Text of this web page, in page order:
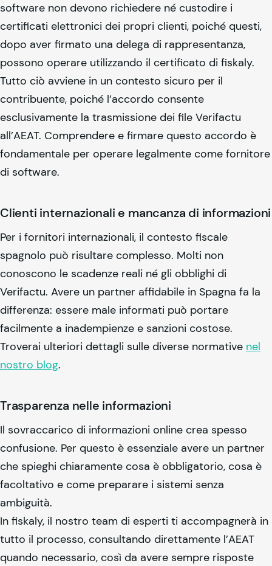
software non devono richiedere né custodire i
certificati elettronici dei propri clienti, poiché questi,
dopo aver firmato una delega di rappresentanza,
possono operare utilizzando il certificato di fiskaly.
Tutto ciò avviene in un contesto sicuro per il
contribuente, poiché l’accordo consente
esclusivamente la trasmissione dei file Verifactu
all’AEAT. Comprendere e firmare questo accordo è
fondamentale per operare legalmente come fornitore
di software.
Clienti internazionali e mancanza di informazioni
Per i fornitori internazionali, il contesto fiscale
spagnolo può risultare complesso. Molti non
conoscono le scadenze reali né gli obblighi di
Verifactu. Avere un partner affidabile in Spagna fa la
differenza: essere male informati può portare
facilmente a inadempienze e sanzioni costose.
Troverai ulteriori dettagli sulle diverse normative nel
nostro blog.
Trasparenza nelle informazioni
Il sovraccarico di informazioni online crea spesso
confusione. Per questo è essenziale avere un partner
che spieghi chiaramente cosa è obbligatorio, cosa è
facoltativo e come preparare i sistemi senza
ambiguità.
In fiskaly, il nostro team di esperti ti accompagnerà in
tutto il processo, consultando direttamente l’AEAT
quando necessario, così da avere sempre risposte